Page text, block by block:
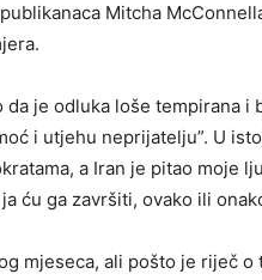
Mitcha
je odluka loše tempirana i
i utjehu neprijatelju”. U
a Iran je pitao moje
ću ga završiti, ovako ili
mjeseca, ali pošto je riječ o